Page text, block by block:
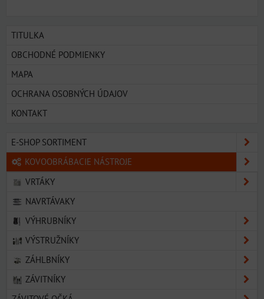
TITULKA
OBCHODNÉ PODMIENKY
MAPA
OCHRANA OSOBNÝCH ÚDAJOV
KONTAKT
E-SHOP SORTIMENT
KOVOOBRÁBACIE NÁSTROJE
VRTÁKY
NAVRTÁVAKY
VÝHRUBNÍKY
VÝSTRUŽNÍKY
ZÁHLBNÍKY
ZÁVITNÍKY